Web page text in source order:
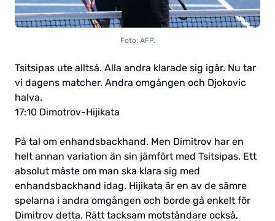
Foto: AFP.
Tsitsipas ute alltså. Alla andra klarade sig igår. Nu tar
vi dagens matcher. Andra omgången och Djokovic
halva.
17:10 Dimotrov-Hijikata
På tal om enhandsbackhand. Men Dimitrov har en
helt annan variation än sin jämfört med Tsitsipas. Ett
absolut måste om man ska klara sig med
enhandsbackhand idag. Hijikata är en av de sämre
spelarna i andra omgången och borde gå enkelt för
Dimitrov detta. Rätt tacksam motståndare också,